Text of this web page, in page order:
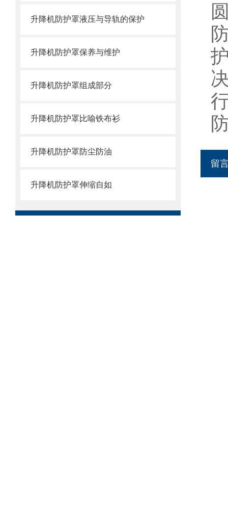
升降机防护罩液压与导轨的保护
升降机防护罩保养与维护
升降机防护罩组成部分
升降机防护罩比喻铁布衫
升降机防护罩防尘防油
升降机防护罩伸缩自如
留